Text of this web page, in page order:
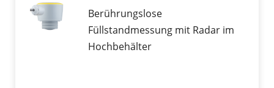
Berührungslose
Füllstandmessung mit Radar im
Hochbehälter